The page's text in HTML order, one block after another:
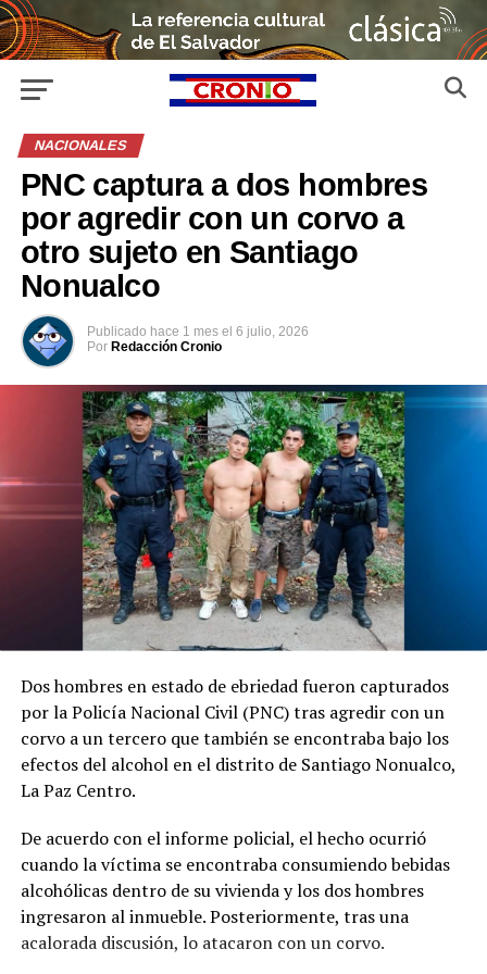
NACIONALES
PNC captura a dos hombres
por agredir con un corvo a
otro sujeto en Santiago
Nonualco
Publicado hace 1 mes el 6 julio, 2026
Por Redacción Cronio
Dos hombres en estado de ebriedad fueron capturados
por la Policía Nacional Civil (PNC) tras agredir con un
corvo a un tercero que también se encontraba bajo los
efectos del alcohol en el distrito de Santiago Nonualco,
La Paz Centro.
De acuerdo con el informe policial, el hecho ocurrió
cuando la víctima se encontraba consumiendo bebidas
alcohólicas dentro de su vivienda y los dos hombres
ingresaron al inmueble. Posteriormente, tras una
acalorada discusión, lo atacaron con un corvo.